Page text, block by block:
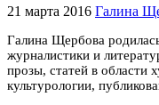
21 марта 2016 Галина
Галина Щербова
журналистики и
прозы, статей в области
культурологии,